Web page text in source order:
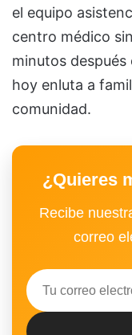
el equipo
centro médico
minutos después
hoy enluta a
comunidad.
¿Quieres
Recibe
correo